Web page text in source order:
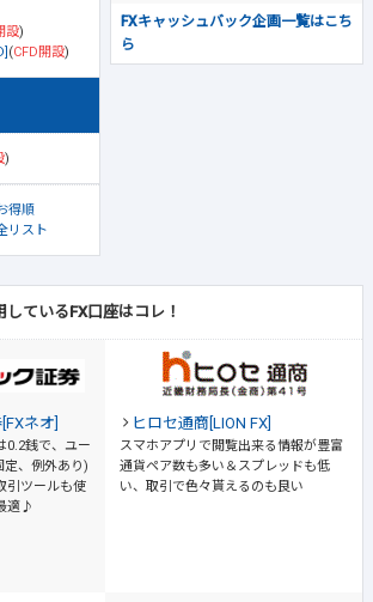
設)
(CFD開設)
)
得順
リスト
FXキャッシュバック企画一覧はこち
ら
ているFX口座はコレ！
ネオ]
0.2銭で、ユー
、例外あり)
引ツールも使
適♪
ヒロセ通商[LION FX]
スマホアプリで閲覧出来る情報が豊富
通貨ペア数も多い＆スプレッドも低
い、取引で色々貰えるのも良い